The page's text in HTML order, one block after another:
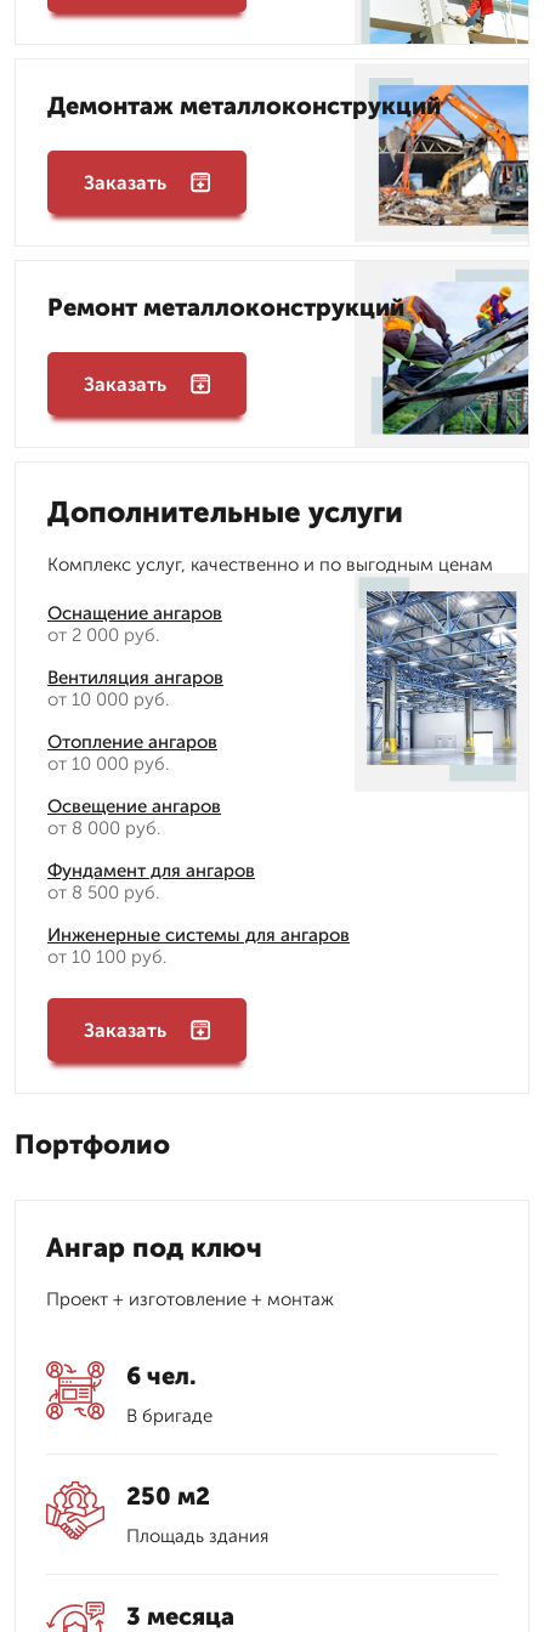
Демонтаж металлоконструкций
Заказать
Ремонт металлоконструкций
Заказать
Дополнительные услуги
Комплекс услуг, качественно и по выгодным ценам
Оснащение ангаров
от 2 000 руб.
Вентиляция ангаров
от 10 000 руб.
Отопление ангаров
от 10 000 руб.
Освещение ангаров
от 8 000 руб.
Фундамент для ангаров
от 8 500 руб.
Инженерные системы для ангаров
от 10 100 руб.
Заказать
Портфолио
Ангар под ключ
Проект + изготовление + монтаж
6 чел.
В бригаде
250 м2
Площадь здания
3 месяца